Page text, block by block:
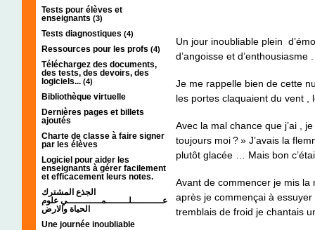
Tests pour élèves et
enseignants (3)
Tests diagnostiques (4)
Ressources pour les profs (4)
Téléchargez des documents,
des tests, des devoirs, des
logiciels... (4)
Bibliothèque virtuelle
Dernières pages et billets
ajoutés
Charte de classe à faire signer
par les élèves
Logiciel pour aider les
enseignants à gérer facilement
et efficacement leurs notes.
الجذع المشترك
عـــــــــــلــــــــمــــــــــــي علوم
الحياة والارض
Une journée inoubliable
Un jour inoubliable plein
d’angoisse et d’enthousiasme .
Je me rappelle bien de cette
les portes claquaient du vent
Avec la mal chance que j’ai ,
toujours moi ? » J’avais la
plutôt glacée … Mais bon
Avant de commencer je mis la
après je commençai à
tremblais de froid je chantais